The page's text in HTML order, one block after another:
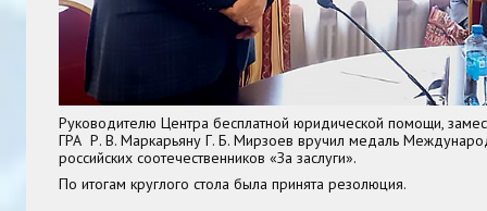
Руководителю Центра бесплатной юридической помощи,
ГРА Р. В. Маркарьяну Г. Б. Мирзоев вручил медаль
российских соотечественников «За заслуги».
По итогам круглого стола была принята резолюция.